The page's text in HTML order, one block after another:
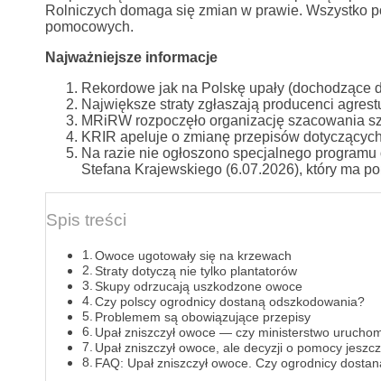
Rolniczych domaga się zmian w prawie. Wszystko
pomocowych.
Najważniejsze informacje
Rekordowe jak na Polskę upały
Największe straty zgłaszają producenci
MRiRW rozpoczęło organizację szacowania
KRIR apeluje o zmianę przepisów
Na razie nie ogłoszono specjalnego
Stefana Krajewskiego (6.07.2026), który ma
Spis treści
Owoce ugotowały się na krzewach
Straty dotyczą nie tylko plantatorów
Skupy odrzucają uszkodzone owoce
Czy polscy ogrodnicy dostaną odszkodowania?
Problemem są obowiązujące przepisy
Upał zniszczył owoce — czy ministerstwo
Upał zniszczył owoce, ale decyzji o pomocy
FAQ: Upał zniszczył owoce. Czy ogrodnicy